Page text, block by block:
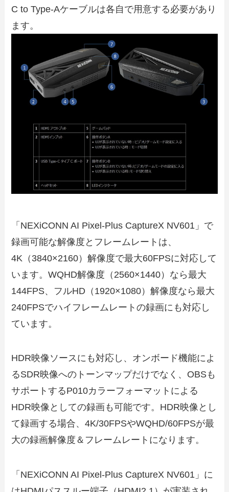
C to Type-Aケーブルは各自で用意する必要があり
ます。
「NEXiCONN AI Pixel-Plus CaptureX NV601」で
録画可能な解像度とフレームレートは、
4K（3840×2160）解像度で最大60FPSに対応して
います。WQHD解像度（2560×1440）なら最大
144FPS、フルHD（1920×1080）解像度なら最大
240FPSでハイフレームレートの録画にも対応し
ています。
HDR映像ソースにも対応し、オンボード機能によ
るSDR映像へのトーンマップだけでなく、OBSも
サポートするP010カラーフォーマットによる
HDR映像としての録画も可能です。HDR映像とし
て録画する場合、4K/30FPSやWQHD/60FPSが最
大の録画解像度＆フレームレートになります。
「NEXiCONN AI Pixel-Plus CaptureX NV601」に